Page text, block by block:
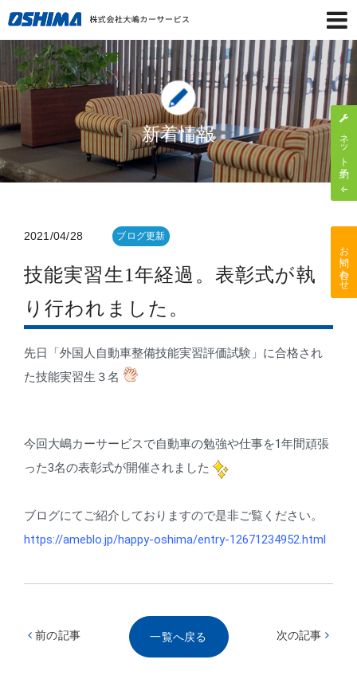
新着情報
2021/04/28 ブログ更新
技能実習生1年経過。表彰式が執
り行われました。
先日「外国人自動車整備技能実習評価試験」に合格され
た技能実習生３名
今回大嶋カーサービスで自動車の勉強や仕事を1年間頑張
った3名の表彰式が開催されました
ブログにてご紹介しておりますので是非ご覧ください。
https://ameblo.jp/happy-oshima/entry-12671234952.html
一覧へ戻る
前の記事 次の記事
ネット予約
お問い合わせ